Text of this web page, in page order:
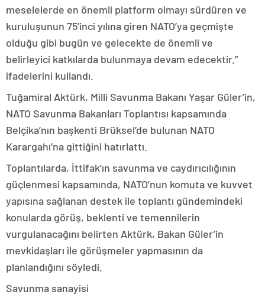
meselelerde en önemli platform olmayı sürdüren ve
kuruluşunun 75’inci yılına giren NATO’ya geçmişte
olduğu gibi bugün ve gelecekte de önemli ve
belirleyici katkılarda bulunmaya devam edecektir.”
ifadelerini kullandı.
Tuğamiral Aktürk, Milli Savunma Bakanı Yaşar Güler’in,
NATO Savunma Bakanları Toplantısı kapsamında
Belçika’nın başkenti Brüksel’de bulunan NATO
Karargahı’na gittiğini hatırlattı.
Toplantılarda, İttifak’ın savunma ve caydırıcılığının
güçlenmesi kapsamında, NATO’nun komuta ve kuvvet
yapısına sağlanan destek ile toplantı gündemindeki
konularda görüş, beklenti ve temennilerin
vurgulanacağını belirten Aktürk, Bakan Güler’in
mevkidaşları ile görüşmeler yapmasının da
planlandığını söyledi.
Savunma sanayisi